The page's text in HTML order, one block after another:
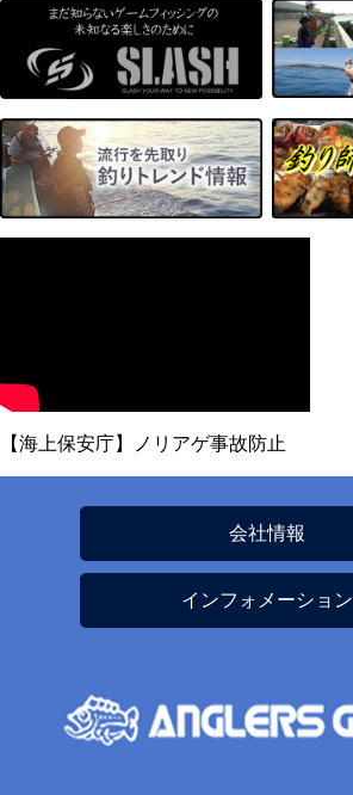
【海上保安庁】ノリアゲ事故防止
会社情報
インフォメーション